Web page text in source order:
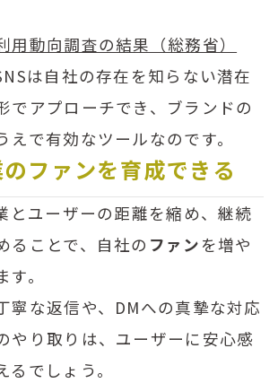
用動向調査の結果（総務省）
は自社の存在を知らない潜在
でアプローチでき、ブランドの
えで有効なツールなのです。
ファンを育成できる
とユーザーの距離を縮め、継続
ることで、自社の ファン を増や
。
寧な返信や、DMへの真摯な対応
やり取りは、ユーザーに安心感
でしょう。